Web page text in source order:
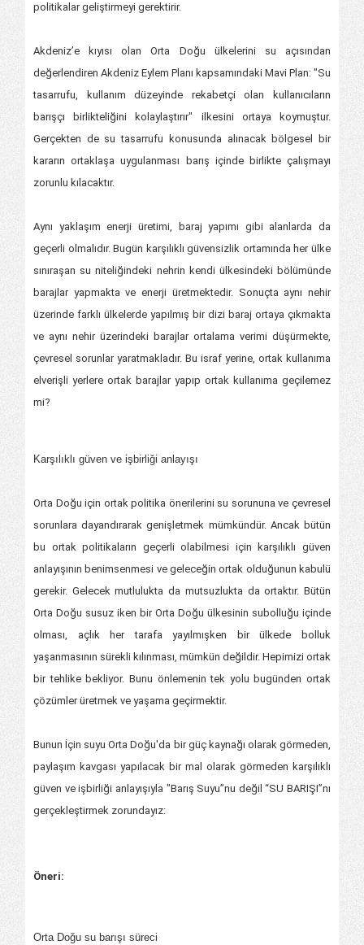
politikalar geliştirmeyi gerektirir.
Akdeniz’e kıyısı olan Orta Doğu ülkelerini su açısından
değerlendiren Akdeniz Eylem Planı kapsamındaki Mavi Plan: "Su
tasarrufu, kullanım düzeyinde rekabetçi olan kullanıcıların
barışçı birlikteliğini kolaylaştırır" ilkesini ortaya koymuştur.
Gerçekten de su tasarrufu konusunda alınacak bölgesel bir
kararın ortaklaşa uygulanması barış içinde birlikte çalışmayı
zorunlu kılacaktır.
Aynı yaklaşım enerji üretimi, baraj yapımı gibi alanlarda da
geçerli olmalıdır. Bugün karşılıklı güvensizlik ortamında her ülke
sınıraşan su niteliğindeki nehrin kendi ülkesindeki bölümünde
barajlar yapmakta ve enerji üretmektedir. Sonuçta aynı nehir
üzerinde farklı ülkelerde yapılmış bir dizi baraj ortaya çıkmakta
ve aynı nehir üzerindeki barajlar ortalama verimi düşürmekte,
çevresel sorunlar yaratmakladır. Bu israf yerine, ortak kullanıma
elverişli yerlere ortak barajlar yapıp ortak kullanıma geçilemez
mi?
Karşılıklı güven ve işbirliği anlayışı
Orta Doğu için ortak politika önerilerini su sorununa ve çevresel
sorunlara dayandırarak genişletmek mümkündür. Ancak bütün
bu ortak politikaların geçerli olabilmesi için karşılıklı güven
anlayışının benimsenmesi ve geleceğin ortak olduğunun kabulü
gerekir. Gelecek mutlulukta da mutsuzlukta da ortaktır. Bütün
Orta Doğu susuz iken bir Orta Doğu ülkesinin subolluğu içinde
olması, açlık her tarafa yayılmışken bir ülkede bolluk
yaşanmasının sürekli kılınması, mümkün değildir. Hepimizi ortak
bir tehlike bekliyor. Bunu önlemenin tek yolu bugünden ortak
çözümler üretmek ve yaşama geçirmektir.
Bunun İçin suyu Orta Doğu'da bir güç kaynağı olarak görmeden,
paylaşım kavgası yapılacak bir mal olarak görmeden karşılıklı
güven ve işbirliği anlayışıyla "Barış Suyu”nu değil “SU BARIŞI”nı
gerçekleştirmek zorundayız:
Öneri:
Orta Doğu su barışı süreci